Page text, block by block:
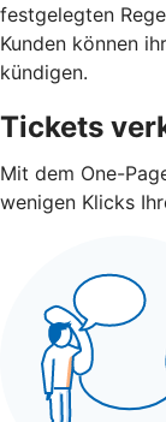
festgelegten
Kunden können
kündigen.
Tickets
Mit dem One-
wenigen Klicks